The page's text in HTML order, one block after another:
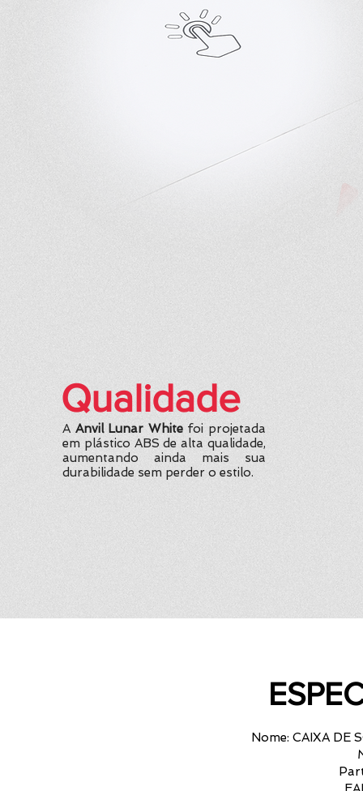
Qualidade
A Anvil Lunar White foi projetada
em plástico ABS de alta qualidade,
aumentando ainda mais sua
durabilidade sem perder o estilo.
Nome: CAIXA DE